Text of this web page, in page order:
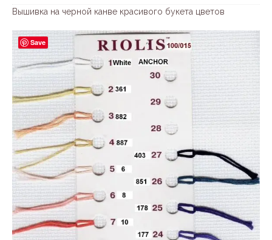
Вышивка на черной канве красивого букета цветов
Save